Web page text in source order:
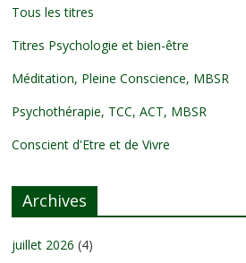
Tous les titres
Titres Psychologie et bien-être
Méditation, Pleine Conscience, MBSR
Psychothérapie, TCC, ACT, MBSR
Conscient d'Etre et de Vivre
Archives
juillet 2026 (4)